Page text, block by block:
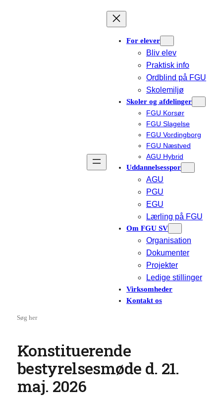
For elever
Bliv elev
Praktisk info
Ordblind på FGU
Skolemiljø
Skoler og afdelinger
FGU Korsør
FGU Slagelse
FGU Vordingborg
FGU Næstved
AGU Hybrid
Uddannelsesspor
AGU
PGU
EGU
Lærling på FGU
Om FGU SV
Organisation
Dokumenter
Projekter
Ledige stillinger
Virksomheder
Kontakt os
Search
Konstituerende
bestyrelsesmøde d. 21.
maj. 2026